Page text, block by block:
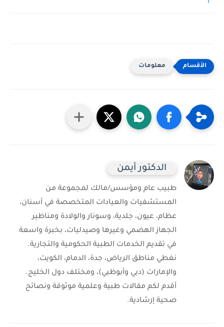
معلومات
الدكتور أيمن
طبيب عام ومؤسس/مالك لمجموعة من
المستشفيات والعيادات المتخصصة في أسنان،
عظام، عيون، جلدية، وسونار والولادة ومناظير
الجهاز الهضمي وغيرها وصيدليات، بخبرة واسعة
في تقديم الخدمات الطبية الحكومية والتجارية.
نغطي مناطق الرياض، جدة، الدمام، الكويت،
والإمارات (دبي وأبوظبي)، ومختلف دول الخليج.
أقدم لكم مقالات طبية وعلمية موثوقة ونصائح
صحية إرشادية.